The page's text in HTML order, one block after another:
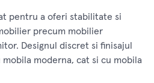
pentru a oferi stabilitate si
precum mobilier
Designul discret si finisajul
moderna, cat si cu mobila